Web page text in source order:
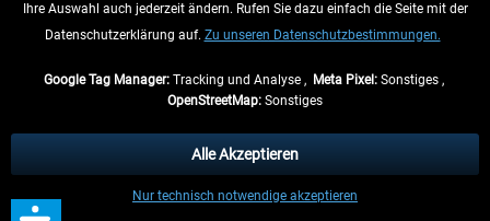
INFORMATIONEN
anders beschrieben.
** Gilt für Lieferungen innerhalb Deutschlands, Lieferzeiten für andere Länder
entnehmen Sie bitte denVersandinformationen
Ihre Auswahl auch jederzeit ändern. Rufen Sie dazu einfach die Seite mit der
Datenschutzerklärung auf. Zu unseren Datenschutzbestimmungen.
Google Tag Manager:Tracking und Analyse , Meta Pixel:Sonstiges ,
OpenStreetMap: Sonstiges
Nur technisch notwendige akzeptieren
Alle Akzeptieren